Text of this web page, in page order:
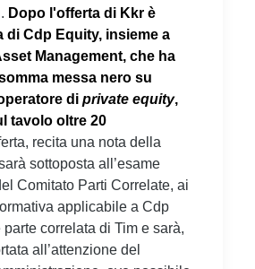
Dopo l'offerta di Kkr è
di Cdp Equity, insieme a
Management, che ha
messa nero su
di private equity,
tavolo oltre 20
recita una nota della
sottoposta all’esame
Comitato Parti Correlate, ai
applicabile a Cdp
parte correlata di Tim e sarà,
all’attenzione del